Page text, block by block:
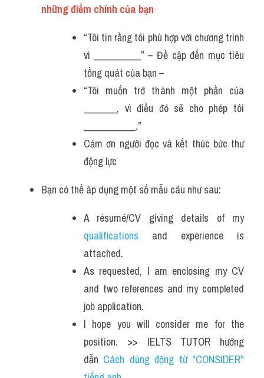
những điểm chính của bạn
“Tôi tin rằng tôi phù hợp với chương trình
vì __________” – Đề cập đến mục tiêu
tổng quát của bạn –
“Tôi muốn trở thành một phần của
_______, vì điều đó sẽ cho phép tôi
___________.”
Cảm ơn người đọc và kết thúc bức thư
động lực
Bạn có thể áp dụng một số mẫu câu như sau:
A résumé/CV giving details of my
qualifications and experience is
attached.
As requested, I am enclosing my CV
and two references and my completed
job application.
I hope you will consider me for the
position. >> IELTS TUTOR hướng
dẫn Cách dùng động từ "CONSIDER"